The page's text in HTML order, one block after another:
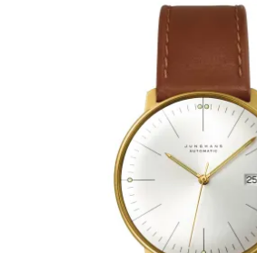
UHREN
SCHMUCK
HOCHZEIT
ACCESSOIRES
ÜBER UNS